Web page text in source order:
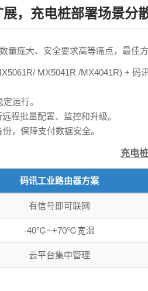
，充电桩部署场景分
量庞大、安全要求高等痛点，最佳
MX5041R /MX4041R) + 码
运行。
程批量配置、监控和升级。
，保障支付数据安全。
充电
码讯工业路由器方案
有信号即可联网
-40℃~+70℃宽温
云平台集中管理